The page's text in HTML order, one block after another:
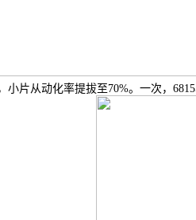
片从动化率提拔至70%。一次，